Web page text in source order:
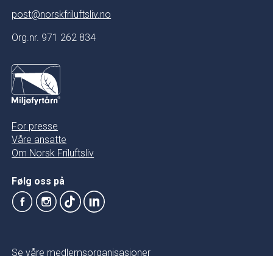
post@norskfriluftsliv.no
Org.nr. 971 262 834
For presse
Våre ansatte
Om Norsk Friluftsliv
Følg oss på
Se våre medlemsorganisasjoner